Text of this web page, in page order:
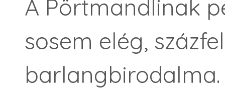
A Pörtmandlinak
sosem elég,
barlangbirodalma.